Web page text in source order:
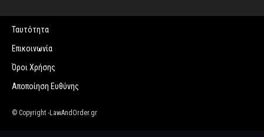
Ταυτότητα
Επικοινωνία
Όροι Χρήσης
Αποποίηση Ευθύνης
© Copyright -LawAndOrder.gr